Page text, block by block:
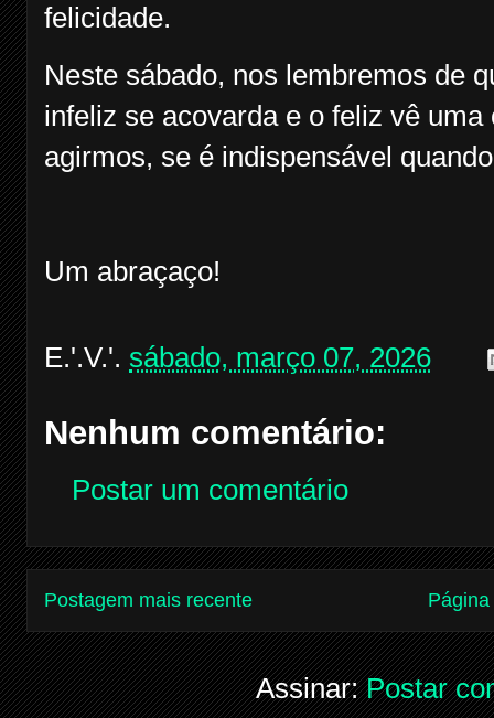
felicidade.
Neste sábado, nos lembremos de
infeliz se acovarda e o feliz vê
agirmos, se é indispensável
Um abraçaço!
E.'.V.'. sábado, março 07, 2026
Nenhum comentário:
Postar um comentário
Postagem mais recente
Assinar:Postar